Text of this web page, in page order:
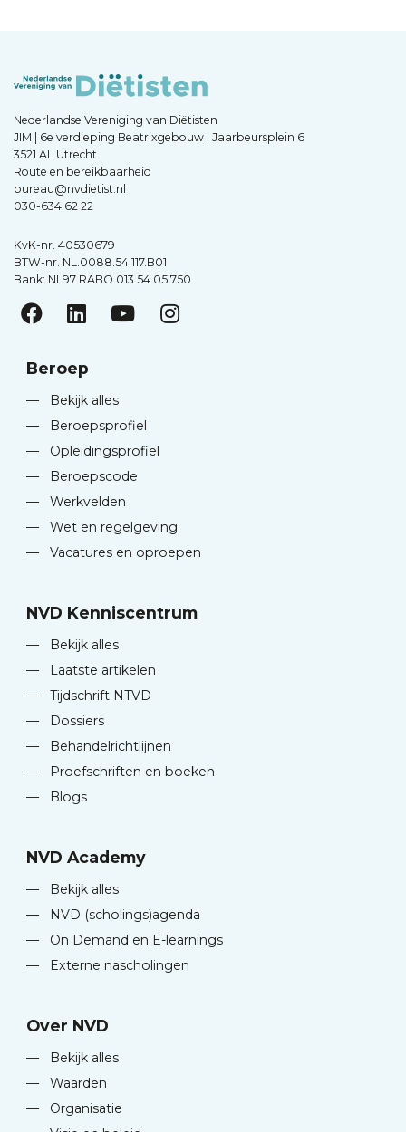
Nederlandse Vereniging van Diëtisten
JIM | 6e verdieping Beatrixgebouw | Jaarbeursplein 6
3521 AL Utrecht
Route en bereikbaarheid
bureau@nvdietist.nl
030-634 62 22
KvK-nr. 40530679
BTW-nr. NL.0088.54.117.B01
Bank: NL97 RABO 013 54 05 750
Beroep
—
Bekijk alles
—
Beroepsprofiel
—
Opleidingsprofiel
—
Beroepscode
—
Werkvelden
—
Wet en regelgeving
—
Vacatures en oproepen
NVD Kenniscentrum
—
Bekijk alles
—
Laatste artikelen
—
Tijdschrift NTVD
—
Dossiers
—
Behandelrichtlijnen
—
Proefschriften en boeken
—
Blogs
NVD Academy
—
Bekijk alles
—
NVD (scholings)agenda
—
On Demand en E-learnings
—
Externe nascholingen
Over NVD
—
Bekijk alles
—
Waarden
—
Organisatie